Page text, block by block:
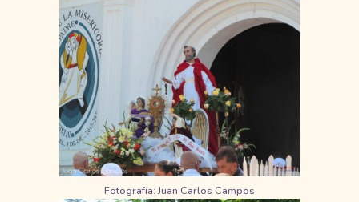
Fotografía: Juan Carlos Campos